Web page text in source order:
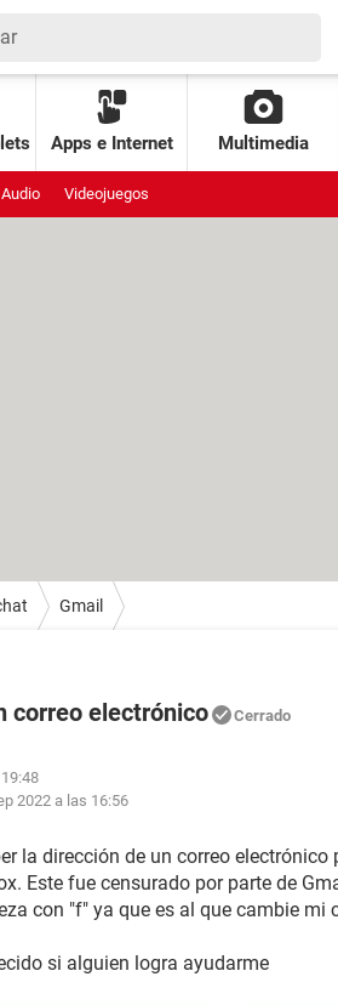
Apps e Internet Multimedia
Audio Videojuegos
Gmail
correo electrónico Cerrado
2022 a las 16:56
la dirección de un correo electrónico
Este fue censurado por parte de
con "f" ya que es al que cambie mi
si alguien logra ayudarme